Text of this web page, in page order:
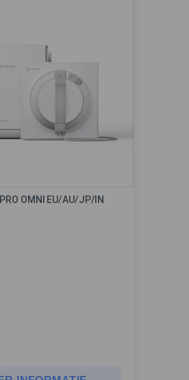
PRO OMNI EU/AU/JP/IN